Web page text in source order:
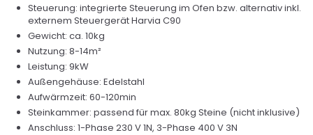
Steuerung: integrierte Steuerung im Ofen bzw. alternativ inkl.
externem Steuergerät Harvia C90
Gewicht: ca. 10kg
Nutzung: 8-14m²
Leistung: 9kW
Außengehäuse: Edelstahl
Aufwärmzeit: 60-120min
Steinkammer: passend für max. 80kg Steine (nicht inklusive)
Anschluss: 1-Phase 230 V 1N, 3-Phase 400 V 3N